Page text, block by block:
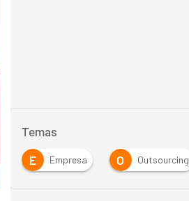
Temas
E Empresa O Outsourcing